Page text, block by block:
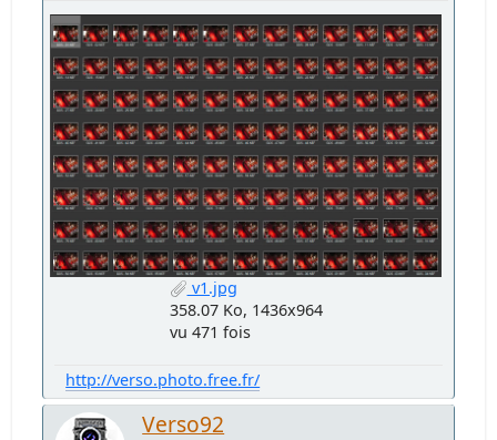
v1.jpg
358.07 Ko, 1436x964
vu 471 fois
http://verso.photo.free.fr/
Verso92